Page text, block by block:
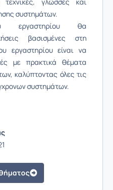
συστημάτων.
εργαστηρίου θα
βασισμένες στη
εργαστηρίου είναι να
με πρακτικά θέματα
καλύπτοντας όλες τις
συστημάτων.